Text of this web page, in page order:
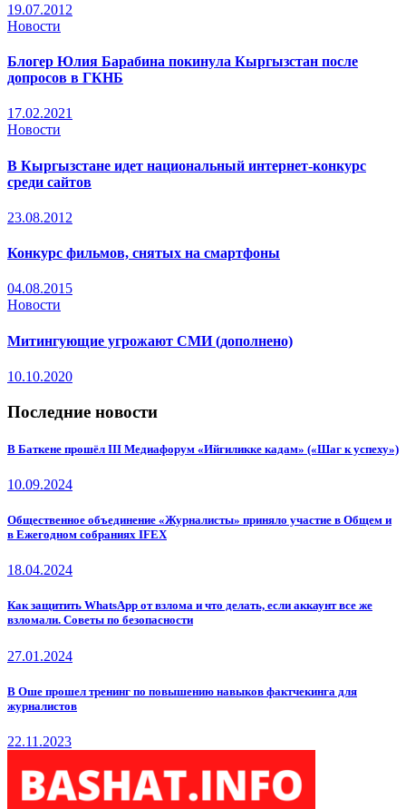
19.07.2012
Новости
Блогер Юлия Барабина покинула Кыргызстан после
допросов в ГКНБ
17.02.2021
Новости
В Кыргызстане идет национальный интернет-конкурс
среди сайтов
23.08.2012
Конкурс фильмов, снятых на смартфоны
04.08.2015
Новости
Митингующие угрожают СМИ (дополнено)
10.10.2020
Последние новости
В Баткене прошёл III Медиафорум «Ийгиликке кадам» («Шаг к успеху»)
10.09.2024
Общественное объединение «Журналисты» приняло участие в Общем и
в Ежегодном собраниях IFEX
18.04.2024
Как защитить WhatsApp от взлома и что делать, если аккаунт все же
взломали. Советы по безопасности
27.01.2024
В Оше прошел тренинг по повышению навыков фактчекинга для
журналистов
22.11.2023